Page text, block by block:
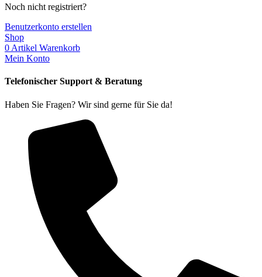
Noch nicht registriert?
Benutzerkonto erstellen
Shop
0 Artikel Warenkorb
Mein Konto
Telefonischer Support & Beratung
Haben Sie Fragen? Wir sind gerne für Sie da!